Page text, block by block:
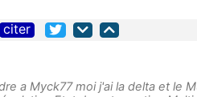
citer
a Myck77 moi j'ai la delta et le